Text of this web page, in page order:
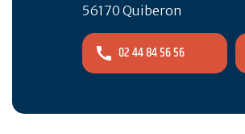
56170 Quiberon
02 44 84 56 56